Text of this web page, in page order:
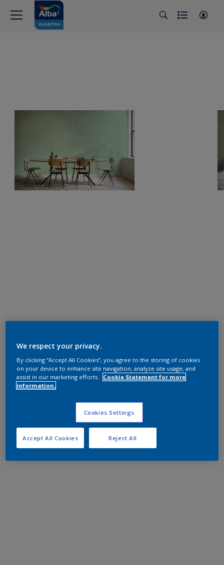
We respect your privacy.
By clicking “Accept All Cookies”, you agree to the storing of cookies
on your device to enhance site navigation, analyze site usage, and
assist in our marketing efforts.
Cookie Statement for more
information.
Cookies Settings
Reject All
Accept All Cookies